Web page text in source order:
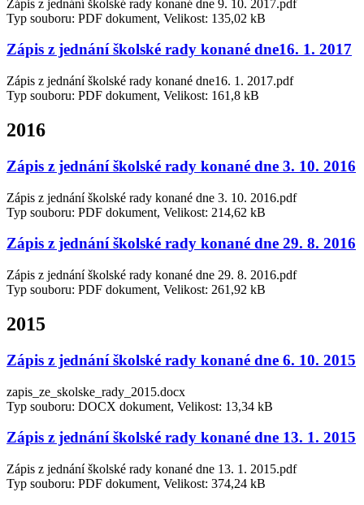
Zápis z jednání školské rady konané dne 9. 10. 2017.pdf
Typ souboru: PDF dokument, Velikost: 135,02 kB
Zápis z jednání školské rady konané dne16. 1. 2017
Zápis z jednání školské rady konané dne16. 1. 2017.pdf
Typ souboru: PDF dokument, Velikost: 161,8 kB
2016
Zápis z jednání školské rady konané dne 3. 10. 2016
Zápis z jednání školské rady konané dne 3. 10. 2016.pdf
Typ souboru: PDF dokument, Velikost: 214,62 kB
Zápis z jednání školské rady konané dne 29. 8. 2016
Zápis z jednání školské rady konané dne 29. 8. 2016.pdf
Typ souboru: PDF dokument, Velikost: 261,92 kB
2015
Zápis z jednání školské rady konané dne 6. 10. 2015
zapis_ze_skolske_rady_2015.docx
Typ souboru: DOCX dokument, Velikost: 13,34 kB
Zápis z jednání školské rady konané dne 13. 1. 2015
Zápis z jednání školské rady konané dne 13. 1. 2015.pdf
Typ souboru: PDF dokument, Velikost: 374,24 kB